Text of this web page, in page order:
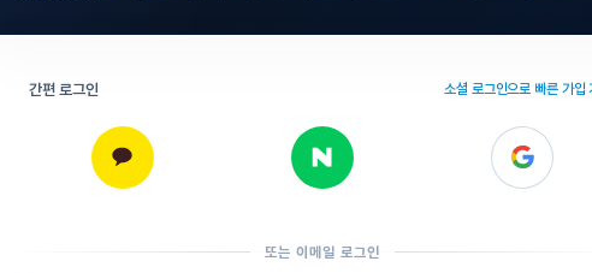
간편 로그인 소셜 로그인으로 빠른 가입
또는 이메일 로그인